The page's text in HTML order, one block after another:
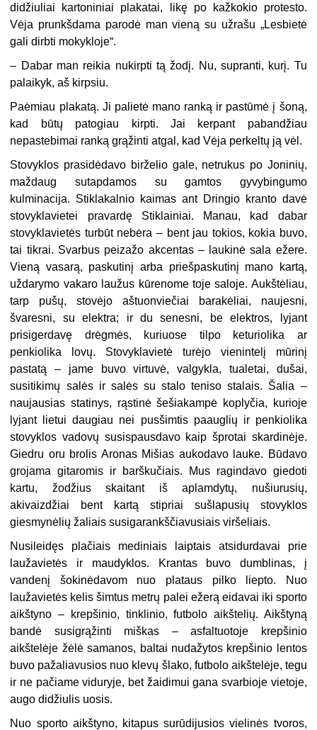
didžiuliai kartoniniai plakatai, likę po kažkokio protesto.
Vėja prunkšdama parodė man vieną su užrašu „Lesbietė
gali dirbti mokykloje“.
– Dabar man reikia nukirpti tą žodį. Nu, supranti, kurį. Tu
palaikyk, aš kirpsiu.
Paėmiau plakatą. Ji palietė mano ranką ir pastūmė į šoną,
kad būtų patogiau kirpti. Jai kerpant pabandžiau
nepastebimai ranką grąžinti atgal, kad Vėja perkeltų ją vėl.
Stovyklos prasidėdavo birželio gale, netrukus po Joninių,
maždaug sutapdamos su gamtos gyvybingumo
kulminacija. Stiklakalnio kaimas ant Dringio kranto davė
stovyklavietei pravardę Stiklainiai. Manau, kad dabar
stovyklavietės turbūt nebėra – bent jau tokios, kokia buvo,
tai tikrai. Svarbus peizažo akcentas – laukinė sala ežere.
Vieną vasarą, paskutinį arba priešpaskutinį mano kartą,
uždarymo vakaro laužus kūrenome toje saloje. Aukštėliau,
tarp pušų, stovėjo aštuonviečiai barakėliai, naujesni,
švaresni, su elektra; ir du senesni, be elektros, lyjant
prisigerdavę drėgmės, kuriuose tilpo keturiolika ar
penkiolika lovų. Stovyklavietė turėjo vienintelį mūrinį
pastatą – jame buvo virtuvė, valgykla, tualetai, dušai,
susitikimų salės ir salės su stalo teniso stalais. Šalia –
naujausias statinys, rąstinė šešiakampė koplyčia, kurioje
lyjant lietui daugiau nei pusšimtis paauglių ir penkiolika
stovyklos vadovų susispausdavo kaip šprotai skardinėje.
Giedru oru brolis Aronas Mišias aukodavo lauke. Būdavo
grojama gitaromis ir barškučiais. Mus ragindavo giedoti
kartu, žodžius skaitant iš aplamdytų, nušiurusių,
akivaizdžiai bent kartą stipriai sušlapusių stovyklos
giesmynėlių žaliais susigarankščiavusiais viršeliais.
Nusileidęs plačiais mediniais laiptais atsidurdavai prie
laužavietės ir maudyklos. Krantas buvo dumblinas, į
vandenį šokinėdavom nuo plataus pilko liepto. Nuo
laužavietės kelis šimtus metrų palei ežerą eidavai iki sporto
aikštyno – krepšinio, tinklinio, futbolo aikštelių. Aikštyną
bandė susigrąžinti miškas – asfaltuotoje krepšinio
aikštelėje žėlė samanos, baltai nudažytos krepšinio lentos
buvo pažaliavusios nuo klevų šlako, futbolo aikštelėje, tegu
ir ne pačiame viduryje, bet žaidimui gana svarbioje vietoje,
augo didžiulis uosis.
Nuo sporto aikštyno, kitapus surūdijusios vielinės tvoros,